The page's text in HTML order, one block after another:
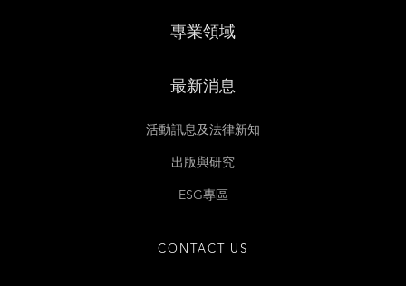
專業領域
最新消息
活動訊息及法律新知
出版與研究
ESG專區
CONTACT US